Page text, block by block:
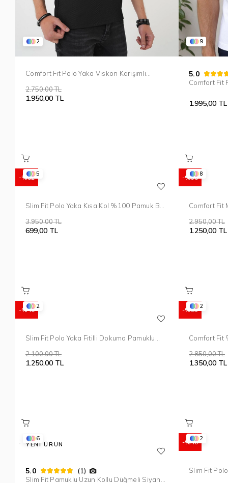
2
Comfort Fit Polo Yaka Viskon Karışımlı
1.950,00 TL
2.750,00 TL
9
5.0
Comfort Fit
931
1.995,00 TL
5
Slim Fit Polo Yaka Kısa Kol %100 Pamuk Bej
699,00 TL
3.950,00 TL
%82 8
Comfort Fit
1.250,00 TL
2.950,00 TL
%58
2
Slim Fit Polo Yaka Fitilli Dokuma Pamuklu
1.250,00 TL
2.100,00 TL
%40 2
Comfort Fit
1.350,00 TL
2.850,00 TL
%53
6
5.0
(1)
Slim Fit Pamuklu Uzun Kollu Düğmeli Siyah
YENI ÜRÜN
2
Slim Fit
%40